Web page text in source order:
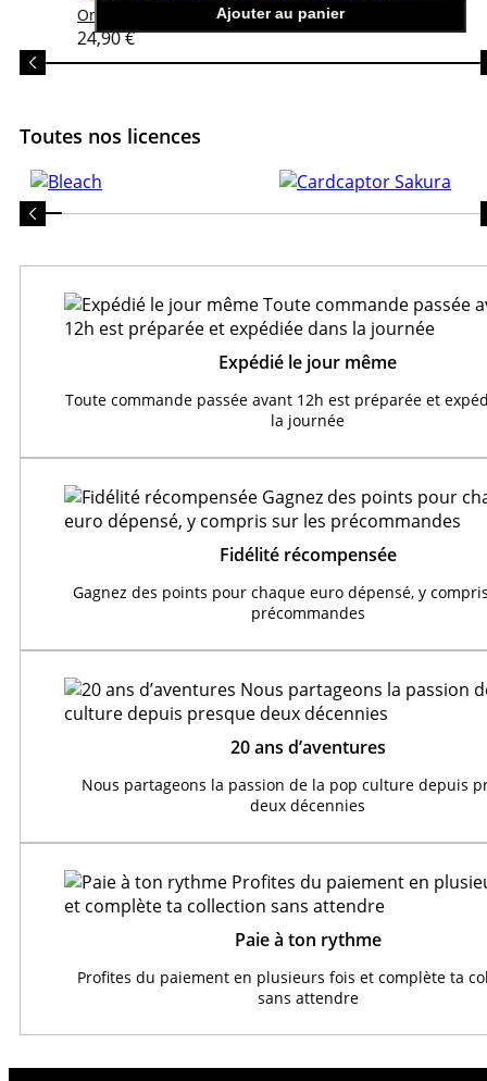
Ajouter au panier
One Piece
One Piece - T-shirt Shanks
24,90 €
Toutes nos licences
Expédié le jour même
Toute commande passée avant 12h est préparée et
la journée
Fidélité récompensée
Gagnez des points pour chaque euro dépensé, y
précommandes
20 ans d’aventures
Nous partageons la passion de la pop culture depuis
deux décennies
Paie à ton rythme
Profites du paiement en plusieurs fois et complète ta
sans attendre